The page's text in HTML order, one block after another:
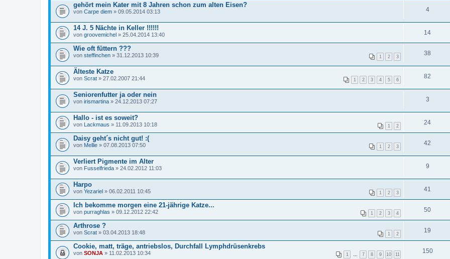
gehört mein Kater mit 8 Jahren schon zum alten Eisen?
von Carpe diem » 09.05.2014 03:13 4
14 J. 5 Nächte in Keller !!!!!!
von groovemichel » 25.04.2014 13:40 14
Wie oft füttern ???
1 2 3
von steffinchen » 31.12.2013 10:39 38
Älteste Katze
1 2 3 4 5 6
von Scrat » 27.02.2007 21:44 82
Seniorenfutter ja oder nein
von irismartina » 24.12.2013 07:27 3
Hallo - ist es soweit?
1 2
von Lackmaus » 11.09.2013 10:18 24
Daisy geht´s nicht gut! :(
1 2 3
von Mellie » 07.08.2013 07:50 42
Verliert Pigmente im Alter
von Fusselfrieda » 24.02.2012 11:03 9
Harpo
1 2 3
von Yezariel » 06.02.2011 10:45 41
Ich bekomme morgen eine 21-jährige Katze...
1 2 3 4
von purraghlas » 09.12.2012 22:42 50
Arthrose ?
1 2
von Scrat » 03.04.2013 18:48 19
Cookie, matt, träge, antriebslos, Durchfall Lymphdrüsenkrebs
1 7 8 9 10 11
von SONJA » 11.02.2013 10:34 150